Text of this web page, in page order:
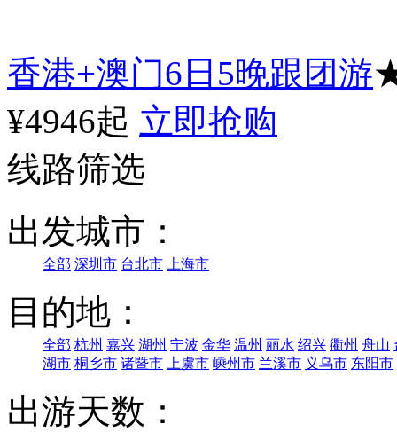
香港+澳门6日5晚跟团游
¥4946起 立即抢购
线路筛选
出发城市：
全部 深圳市 台北市 上海市
目的地：
全部 杭州 嘉兴 湖州 宁波 金华 温州 丽水 绍兴 衢州 舟山
湖市 桐乡市 诸暨市 上虞市 嵊州市 兰溪市 义乌市 东阳市
出游天数：